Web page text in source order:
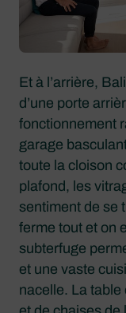
Et à l’arrière,
d’une porte
fonctionnement
garage
toute la cloison
plafond, les
sentiment de se
ferme tout et on
subterfuge
et une vaste
nacelle. La table